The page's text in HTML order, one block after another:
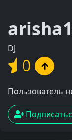
DJ
0
Пользователь